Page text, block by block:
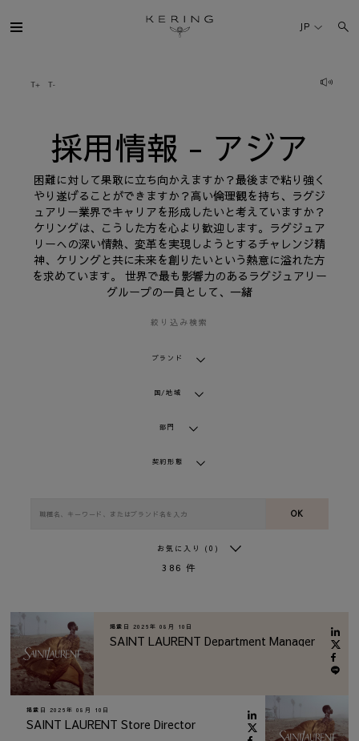
用
情
サステナビリティ
FINANCE
採用情報
JP
採用情報 - アジア
困難に対して果敢に立ち向かえますか？最後まで粘り強く
やり遂げることができますか？高い倫理観を持ち、ラグジ
ュアリー業界でキャリアを形成したいと考えていますか？
ケリングは、こうした方を心より歓迎します。ラグジュア
リーへの深い情熱、変革を実現しようとするチャレンジ精
神、ケリングと共に未来を創りたいという熱意に溢れた方
を求めています。 世界で最も影響力のあるラグジュアリー
グループの一員として、一緒
絞り込み検索
ブランド
国/地域
部門
契約形態
OK
お気に入り (0)
386 件
掲載日 2026年 08月 10日
SAINT LAURENT Department Manager
掲載日 2026年 08月 10日
SAINT LAURENT Store Director